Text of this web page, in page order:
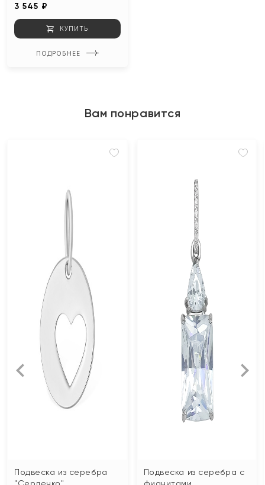
3 545 ₽
КУПИТЬ
ПОДРОБНЕЕ
Вам понравится
Подвеска из серебра
"Сердечко"
Подвеска из серебра с
фианитами